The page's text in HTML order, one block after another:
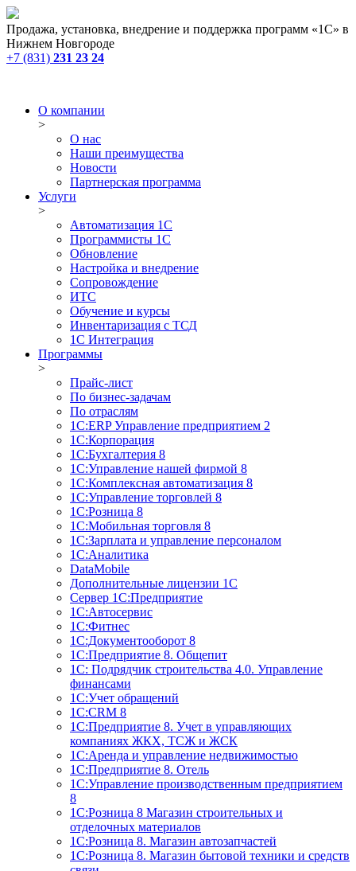
Продажа, установка, внедрение и поддержка программ «1С» в
Нижнем Новгороде
+7 (831) 231 23 24
О компании
>
О нас
Наши преимущества
Новости
Партнерская программа
Услуги
>
Автоматизация 1С
Программисты 1С
Обновление
Настройка и внедрение
Сопровождение
ИТС
Обучение и курсы
Инвентаризация с ТСД
1С Интеграция
Программы
>
Прайс-лист
По бизнес-задачам
По отраслям
1C:ERP Управление предприятием 2
1С:Корпорация
1С:Бухгалтерия 8
1С:Управление нашей фирмой 8
1С:Комплексная автоматизация 8
1С:Управление торговлей 8
1С:Розница 8
1С:Мобильная торговля 8
1С:Зарплата и управление персоналом
1С:Аналитика
DataMobile
Дополнительные лицензии 1С
Сервер 1С:Предприятие
1С:Автосервис
1С:Фитнес
1С:Документооборот 8
1С:Предприятие 8. Общепит
1С: Подрядчик строительства 4.0. Управление
финансами
1С:Учет обращений
1C:CRM 8
1С:Предприятие 8. Учет в управляющих
компаниях ЖКХ, ТСЖ и ЖСК
1С:Аренда и управление недвижимостью
1С:Предприятие 8. Отель
1C:Управление производственным предприятием
8
1С:Розница 8 Магазин строительных и
отделочных материалов
1С:Розница 8. Магазин автозапчастей
1С:Розница 8. Магазин бытовой техники и средств